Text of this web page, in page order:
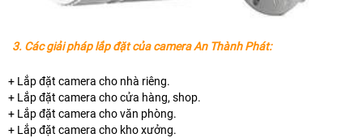
3. Các giải pháp lắp đặt của camera An Thành Phát:
+ Lắp đặt camera cho nhà riêng.
+ Lắp đặt camera cho cửa hàng, shop.
+ Lắp đặt camera cho văn phòng.
+ Lắp đặt camera cho kho xưởng.